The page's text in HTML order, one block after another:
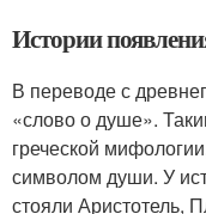
Истории
В переводе с
«слово о душе».
греческой
символом души. У
стояли Аристотель,